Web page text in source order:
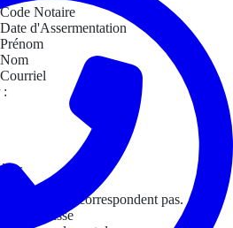
Code Notaire
Date d'Assermentation
Prénom
Nom
Courriel
:
saisis ne correspondent pas.
Mot de passe